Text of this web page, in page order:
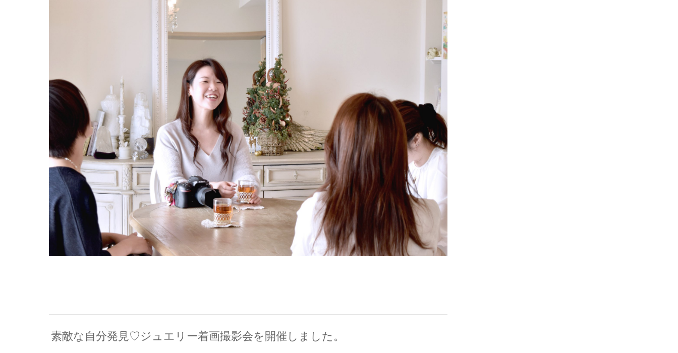
素敵な自分発見♡ジュエリー着画撮影会を開催しました。